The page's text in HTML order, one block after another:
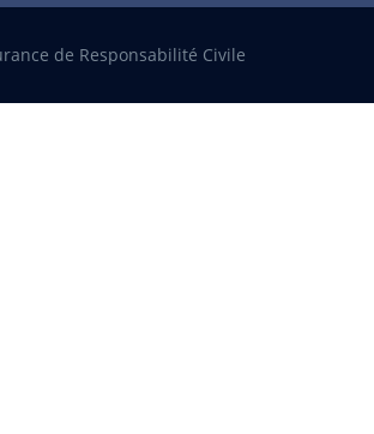
de Responsabilité Civile